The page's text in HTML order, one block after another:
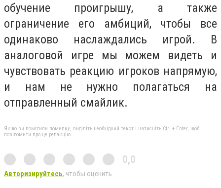
обучение проигрышу, а также
ограничение его амбиций, чтобы все
одинаково наслаждались игрой. В
аналоговой игре мы можем видеть и
чувствовать реакцию игроков напрямую,
и нам не нужно полагаться на
отправленный смайлик.
Якщо ви помітили помилку, виділіть необхідний текст і натисніть Ctrl + Enter, щоб
повідомити про це редакцію
0,0
Авторизируйтесь, чтобы оценить